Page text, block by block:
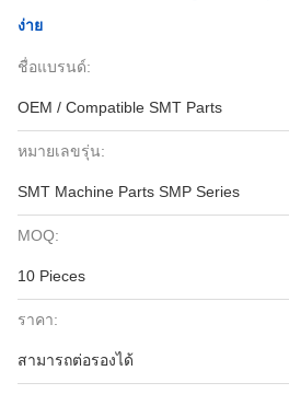
ง่าย
ชื่อแบรนด์:
OEM / Compatible SMT Parts
หมายเลขรุ่น:
SMT Machine Parts SMP Series
MOQ:
10 Pieces
ราคา:
สามารถต่อรองได้